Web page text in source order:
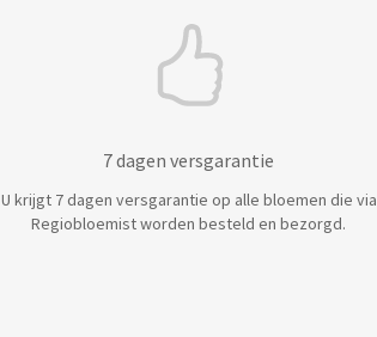
7 dagen versgarantie
U krijgt 7 dagen versgarantie op alle bloemen die via
Regiobloemist worden besteld en bezorgd.